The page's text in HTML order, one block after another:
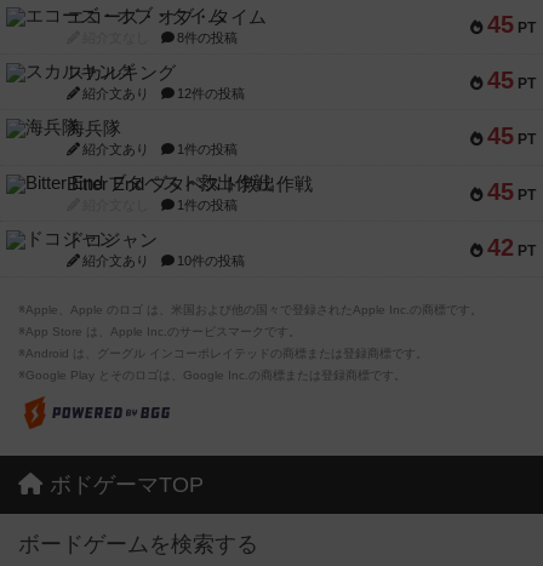
45 PT
エコーズ・オブ・タイム
8件の投稿
45 PT
スカルキング
紹介文あり 12件の投稿
45 PT
海兵隊
紹介文あり 1件の投稿
45 PT
Bitter End ブタペスト救出作戦
1件の投稿
42 PT
ドコジャン
紹介文あり 10件の投稿
※Apple、Apple のロゴ は、米国および他の国々で登録されたApple Inc.の商標です。
※App Store は、Apple Inc.のサービスマークです。
※Android は、グーグル インコーポレイテッドの商標または登録商標です。
※Google Play とそのロゴは、Google Inc.の商標または登録商標です。
ボドゲーマTOP
ボードゲームを検索する